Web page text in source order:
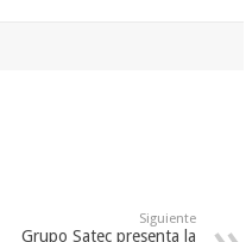
Siguiente
Grupo Satec presenta la